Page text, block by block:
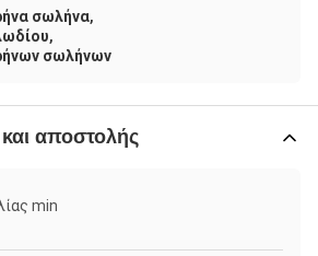
σωλήνα,
,
σωλήνων
αποστολής
min